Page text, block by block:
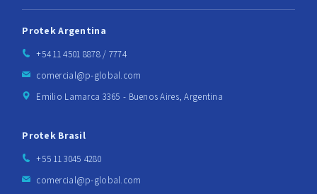
Protek Argentina
+54 11 4501 8878 / 7774
comercial@p-global.com
Emilio Lamarca 3365 - Buenos Aires, Argentina
Protek Brasil
+55 11 3045 4280
comercial@p-global.com